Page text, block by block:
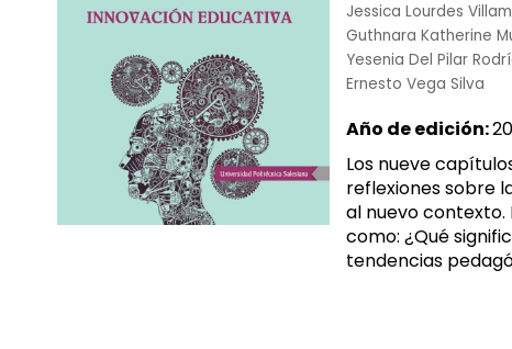
Jessica Lourdes
Guthnara Katherine
Yesenia Del Pilar
Ernesto Vega Silva
Año de edición:
Los nueve
reflexiones sobre
al nuevo
como: ¿Qué
tendencias